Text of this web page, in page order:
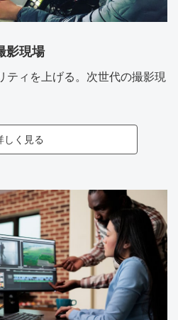
影現場
ティを上げる。次世代の撮影現
しく見る